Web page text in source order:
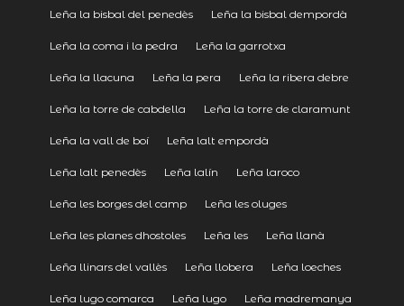
Leña la bisbal del penedès Leña la bisbal dempordà
Leña la coma i la pedra Leña la garrotxa
Leña la llacuna Leña la pera Leña la ribera debre
Leña la torre de cabdella Leña la torre de claramunt
Leña la vall de boí Leña lalt empordà
Leña lalt penedès Leña lalín Leña laroco
Leña les borges del camp Leña les oluges
Leña les planes dhostoles Leña les Leña llanà
Leña llinars del vallès Leña llobera Leña loeches
Leña lugo comarca Leña lugo Leña madremanya